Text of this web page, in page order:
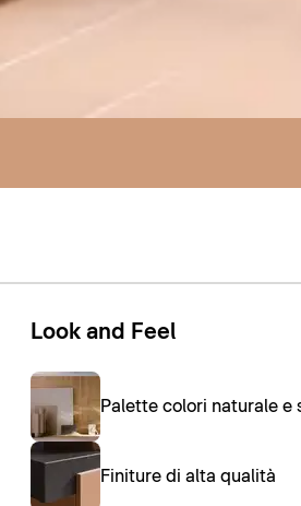
Look and Feel
Palette colori naturale e
Finiture di alta qualità